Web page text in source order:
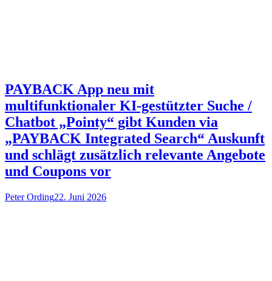
PAYBACK App neu mit
multifunktionaler KI-gestützter Suche /
Chatbot „Pointy“ gibt Kunden via
„PAYBACK Integrated Search“ Auskunft
und schlägt zusätzlich relevante Angebote
und Coupons vor
Peter Ording22. Juni 2026